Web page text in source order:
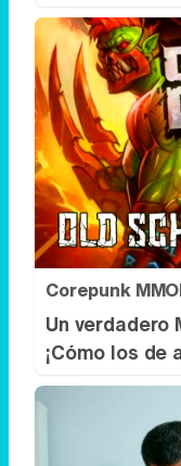
Corepunk
Un verdadero
¡Cómo los de